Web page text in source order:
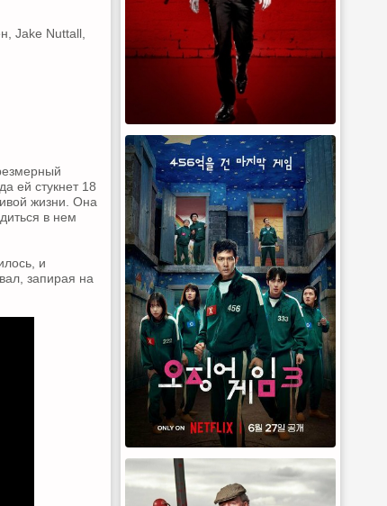
Jake Nuttall,
ей стукнет 18
жизни. Она
в нем
и
запирая на